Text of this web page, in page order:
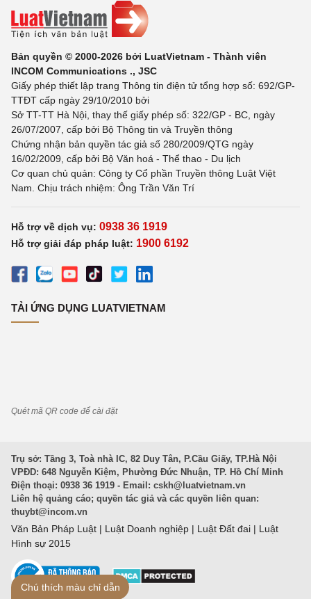
Bản quyền © 2000-2026 bởi LuatVietnam - Thành viên
INCOM Communications ., JSC
Giấy phép thiết lập trang Thông tin điện tử tổng hợp số: 692/GP-
TTĐT cấp ngày 29/10/2010 bởi
Sở TT-TT Hà Nội, thay thế giấy phép số: 322/GP - BC, ngày
26/07/2007, cấp bởi Bộ Thông tin và Truyền thông
Chứng nhận bản quyền tác giả số 280/2009/QTG ngày
16/02/2009, cấp bởi Bộ Văn hoá - Thể thao - Du lịch
Cơ quan chủ quản: Công ty Cổ phần Truyền thông Luật Việt
Nam. Chịu trách nhiệm: Ông Trần Văn Trí
Hỗ trợ về dịch vụ: 0938 36 1919
Hỗ trợ giải đáp pháp luật: 1900 6192
TẢI ỨNG DỤNG LUATVIETNAM
Quét mã QR code để cài đặt
Trụ sở: Tầng 3, Toà nhà IC, 82 Duy Tân, P.Cầu Giấy, TP.Hà Nội
VPĐD: 648 Nguyễn Kiệm, Phường Đức Nhuận, TP. Hồ Chí Minh
Điện thoại: 0938 36 1919 - Email: cskh@luatvietnam.vn
Liên hệ quảng cáo; quyền tác giả và các quyền liên quan:
thuybt@incom.vn
Văn Bản Pháp Luật | Luật Doanh nghiệp | Luật Đất đai | Luật
Hình sự 2015
Chú thích màu chỉ dẫn